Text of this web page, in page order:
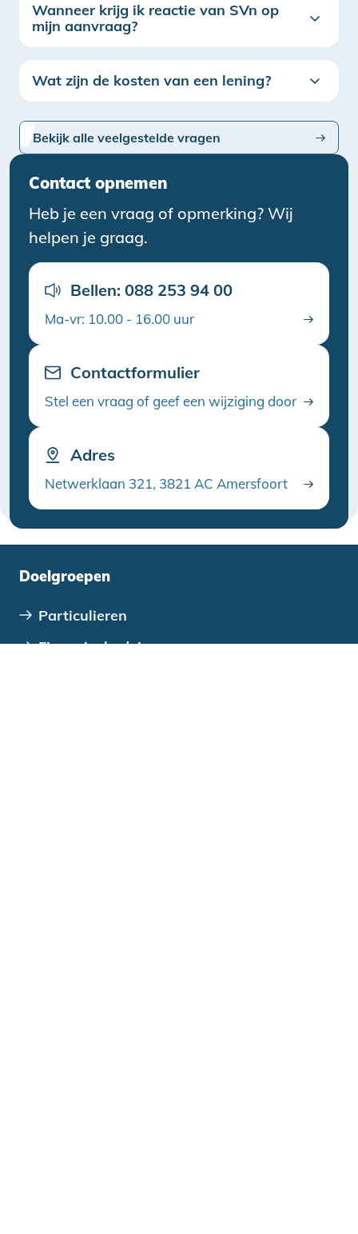
Wanneer krijg ik reactie van SVn op
mijn aanvraag?
Wat zijn de kosten van een lening?
Bekijk alle veelgestelde vragen
Contact opnemen
Heb je een vraag of opmerking? Wij
helpen je graag.
Bellen: 088 253 94 00
Ma-vr: 10.00 - 16.00 uur
Contactformulier
Stel een vraag of geef een wijziging door
Adres
Netwerklaan 321, 3821 AC Amersfoort
Doelgroepen
Particulieren
Financieel adviseurs